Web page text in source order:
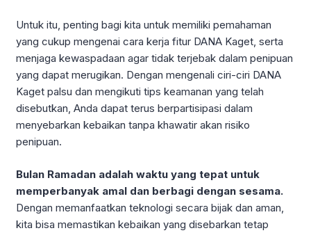
Untuk itu, penting bagi kita untuk memiliki pemahaman
yang cukup mengenai cara kerja fitur DANA Kaget, serta
menjaga kewaspadaan agar tidak terjebak dalam penipuan
yang dapat merugikan. Dengan mengenali ciri-ciri DANA
Kaget palsu dan mengikuti tips keamanan yang telah
disebutkan, Anda dapat terus berpartisipasi dalam
menyebarkan kebaikan tanpa khawatir akan risiko
penipuan.
Bulan Ramadan adalah waktu yang tepat untuk
memperbanyak amal dan berbagi dengan sesama.
Dengan memanfaatkan teknologi secara bijak dan aman,
kita bisa memastikan kebaikan yang disebarkan tetap